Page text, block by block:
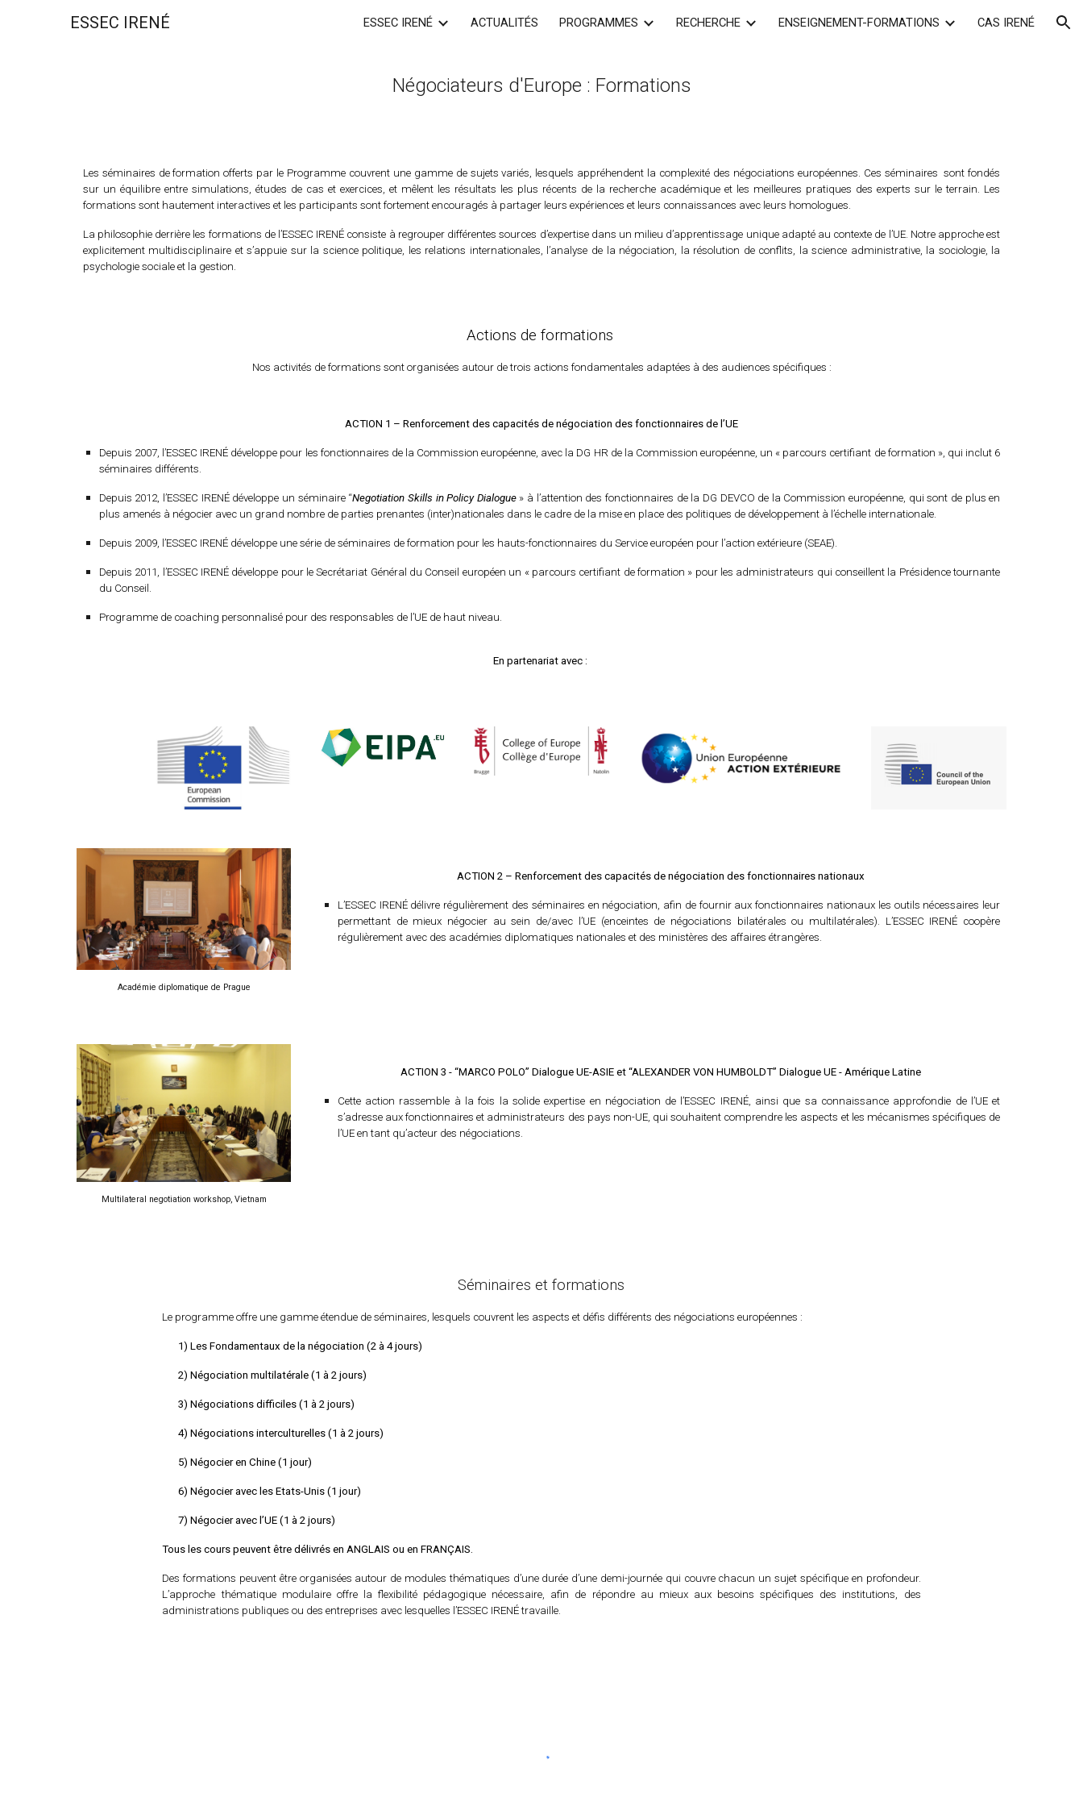
Skip to main content Skip to navigation
ESSEC IRENÉ ESSEC IRENÉ ACTUALITÉS PROGRAMMES RECHERCHE ENSEIGNEMENT-FORMATIONS CAS IRENÉ
Négociateurs d'Europe : Formations
Les séminaires de formation offerts par le Programme couvrent une gamme de sujets variés, lesquels appréhendent la complexité des négociations européennes. Ces séminaires sont fondés
sur un équilibre entre simulations, études de cas et exercices, et mêlent les résultats les plus récents de la recherche académique et les meilleures pratiques des experts sur le terrain. Les
formations sont hautement interactives et les participants sont fortement encouragés à partager leurs expériences et leurs connaissances avec leurs homologues.
La philosophie derrière les formations de l’ESSEC IRENÉ consiste à regrouper différentes sources d’expertise dans un milieu d’apprentissage unique adapté au contexte de l’UE. Notre approche est
explicitement multidisciplinaire et s’appuie sur la science politique, les relations internationales, l’analyse de la négociation, la résolution de conflits, la science administrative, la sociologie, la
psychologie sociale et la gestion.
Actions de formations
Nos activités de formations sont organisées autour de trois actions fondamentales adaptées à des audiences spécifiques :
ACTION 1 – Renforcement des capacités de négociation des fonctionnaires de l’UE
Depuis 2007, l’ESSEC IRENÉ développe pour les fonctionnaires de la Commission européenne, avec la DG HR de la Commission européenne, un « parcours certifiant de formation », qui inclut 6
séminaires différents.
Depuis 2012, l’ESSEC IRENÉ développe un séminaire “Negotiation Skills in Policy Dialogue» à l’attention des fonctionnaires de la DG DEVCO de la Commission européenne, qui sont de plus en
plus amenés à négocier avec un grand nombre de parties prenantes (inter)nationales dans le cadre de la mise en place des politiques de développement à l’échelle internationale.
Depuis 2009, l’ESSEC IRENÉ développe une série de séminaires de formation pour les hauts-fonctionnaires du Service européen pour l’action extérieure (SEAE).
Depuis 2011, l’ESSEC IRENÉ développe pour le Secrétariat Général du Conseil européen un « parcours certifiant de formation » pour les administrateurs qui conseillent la Présidence tournante
du Conseil.
Programme de coaching personnalisé pour des responsables de l’UE de haut niveau.
En partenariat avec :
Académie diplomatique de Prague
ACTION 2 – Renforcement des capacités de négociation des fonctionnaires nationaux
L’ESSEC IRENÉ délivre régulièrement des séminaires en négociation, afin de fournir aux fonctionnaires nationaux les outils nécessaires leur
permettant de mieux négocier au sein de/avec l’UE (enceintes de négociations bilatérales ou multilatérales). L’ESSEC IRENÉ coopère
régulièrement avec des académies diplomatiques nationales et des ministères des affaires étrangères.
Multilateral negotiation workshop, Vietnam
ACTION 3 - “MARCO POLO” Dialogue UE-ASIE et “ALEXANDER VON HUMBOLDT” Dialogue UE - Amérique Latine
Cette action rassemble à la fois la solide expertise en négociation de l’ESSEC IRENÉ, ainsi que sa connaissance approfondie de l’UE et
s’adresse aux fonctionnaires et administrateurs des pays non-UE, qui souhaitent comprendre les aspects et les mécanismes spécifiques de
l’UE en tant qu’acteur des négociations.
Séminaires et formations
Le programme offre une gamme étendue de séminaires, lesquels couvrent les aspects et défis différents des négociations européennes :
1) Les Fondamentaux de la négociation (2 à 4 jours)
2) Négociation multilatérale (1 à 2 jours)
3) Négociations difficiles (1 à 2 jours)
4) Négociations interculturelles (1 à 2 jours)
5) Négocier en Chine (1 jour)
6) Négocier avec les Etats-Unis (1 jour)
7) Négocier avec l’UE (1 à 2 jours)
Tous les cours peuvent être délivrés en ANGLAIS ou en FRANÇAIS.
Des formations peuvent être organisées autour de modules thématiques d’une durée d’une demi-journée qui couvre chacun un sujet spécifique en profondeur.
L’approche thématique modulaire offre la flexibilité pédagogique nécessaire, afin de répondre au mieux aux besoins spécifiques des institutions, des
administrations publiques ou des entreprises avec lesquelles l’ESSEC IRENÉ travaille.